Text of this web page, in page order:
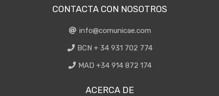
CONTACTA CON NOSOTROS
info@comunicae.com
BCN + 34 931 702 774
MAD +34 914 872 174
ACERCA DE